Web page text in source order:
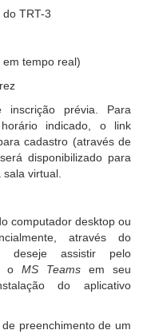
TRT-3
tempo real)
prévia. Para
indicado, o link
cadastro (através de
disponibilizado para
virtual.
computador desktop ou
através do
deseje assistir pelo
o MS Teams em seu
do aplicativo
preenchimento de um